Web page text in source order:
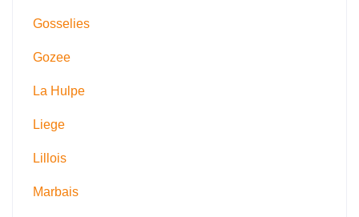
Gosselies
Gozee
La Hulpe
Liege
Lillois
Marbais